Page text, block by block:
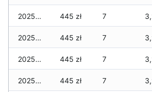
2025-11-30 445 zł 7
2025-11-29 445 zł 7
2025-11-28 445 zł 7
2025-11-27 445 zł 7